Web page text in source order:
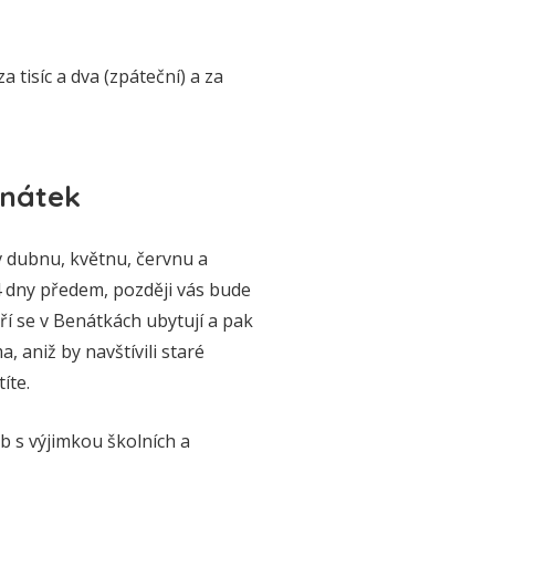
tisíc a dva (zpáteční) a za
dubnu, květnu, červnu a
předem, později vás bude
se v Benátkách ubytují a pak
aniž by navštívili staré
s výjimkou školních a